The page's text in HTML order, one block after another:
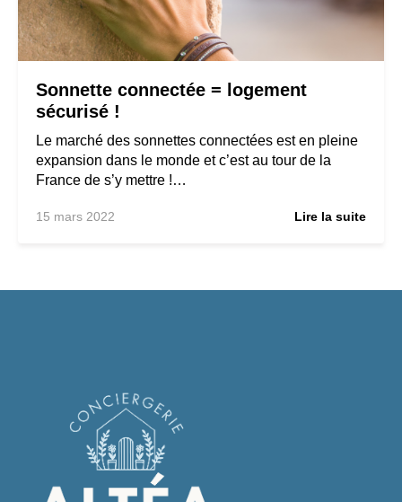
Sonnette connectée = logement
sécurisé !
Le marché des sonnettes connectées est en pleine
expansion dans le monde et c’est au tour de la
France de s’y mettre !…
15 mars 2022 Lire la suite